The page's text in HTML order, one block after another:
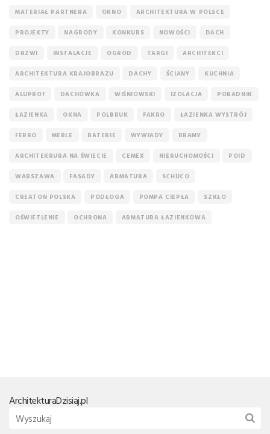
MATERIAŁ PARTNERA OKNO ARCHITEKTURA W POLSCE
PROJEKTY NAGRODY KONKURS NOWOŚCI DACH
DRZWI INSTALACJE OGRÓD TARGI ARCHITEKCI
ARCHITEKTURA KRAJOBRAZU DACHY ŚCIANY KUCHNIA
ALUPROF DACHÓWKA WIŚNIOWSKI IZOLACJA PORADNIK
ŁAZIENKA OKNA POLBRUK FAKRO ŁAZIENKA WYSTRÓJ
FERRO MEBLE BATERIE WYWIADY BRAMY
ARCHITEKRURA NA ŚWIECIE CEMEX NIERUCHOMOŚCI POID
WARSZAWA FASADY ARMATURA SCHÜCO
CREATON POLSKA PODŁOGA POMPA CIEPŁA SZKŁO
OŚWIETLENIE OCHRONA ARMATURA ŁAZIENKOWA
ArchitekturaDzisiaj.pl